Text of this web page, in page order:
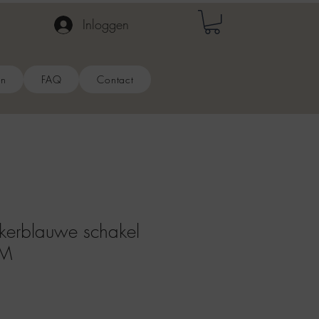
Inloggen
FAQ Contact
schakel